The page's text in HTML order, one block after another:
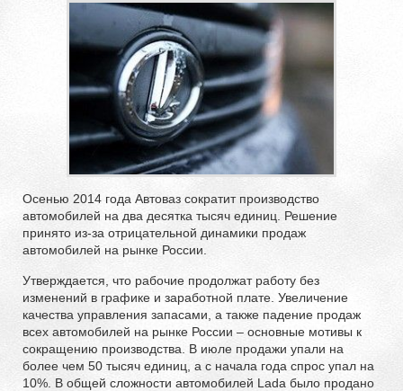
Осенью 2014 года Автоваз сократит производство
автомобилей на два десятка тысяч единиц. Решение
принято из-за отрицательной динамики продаж
автомобилей на рынке России.
Утверждается, что рабочие продолжат работу без
изменений в графике и заработной плате. Увеличение
качества управления запасами, а также падение продаж
всех автомобилей на рынке России – основные мотивы к
сокращению производства. В июле продажи упали на
более чем 50 тысяч единиц, а с начала года спрос упал на
10%. В общей сложности автомобилей Lada было продано